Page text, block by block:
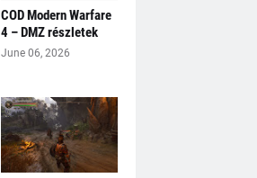
COD Modern Warfare
4 – DMZ részletek
June 06, 2026